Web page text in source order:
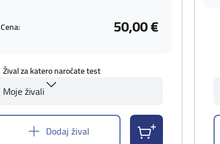
Cena: 50,00 €
Žival za katero naročate test
Moje živali
Dodaj žival